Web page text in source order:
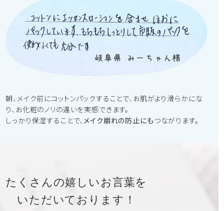
朝、メイク前にコットンパックすることで、お肌がより滑らかにな
り、お化粧のノリの違いを実感できます。
しっかり保湿することで、 メイク崩れの防止にもつながります。
たくさんの嬉しいお言葉を
いただいております！